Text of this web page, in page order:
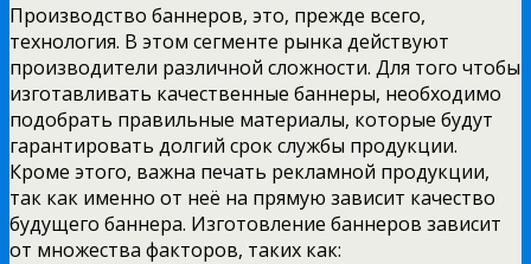
Производство баннеров, это, прежде всего,
технология. В этом сегменте рынка действуют
производители различной сложности. Для того чтобы
изготавливать качественные баннеры, необходимо
подобрать правильные материалы, которые будут
гарантировать долгий срок службы продукции.
Кроме этого, важна печать рекламной продукции,
так как именно от неё на прямую зависит качество
будущего баннера. Изготовление баннеров зависит
от множества факторов, таких как: